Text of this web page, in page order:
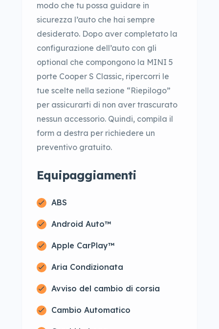
modo che tu possa guidare in
sicurezza l’auto che hai sempre
desiderato. Dopo aver completato la
configurazione dell’auto con gli
optional che compongono la MINI 5
porte Cooper S Classic, ripercorri le
tue scelte nella sezione “Riepilogo”
per assicurarti di non aver trascurato
nessun accessorio. Quindi, compila il
form a destra per richiedere un
preventivo gratuito.
Equipaggiamenti
ABS
Android Auto™
Apple CarPlay™
Aria Condizionata
Avviso del cambio di corsia
Cambio Automatico